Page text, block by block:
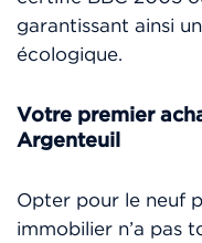
garantissant ainsi
écologique.
Votre premier
Argenteuil
Opter pour le neuf
immobilier n’a pas